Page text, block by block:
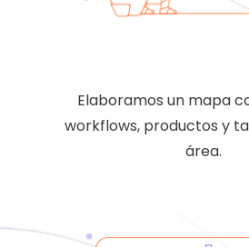
Elaboramos un mapa
workflows, productos y
área.